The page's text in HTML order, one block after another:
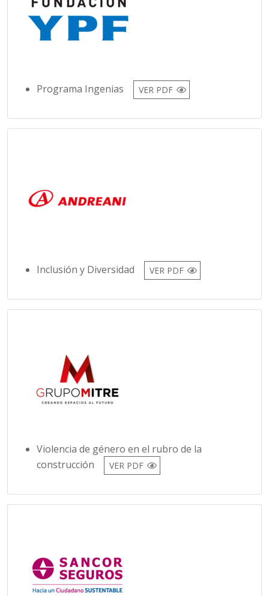
Programa Ingenias VER PDF
Inclusión y Diversidad VER PDF
Violencia de género en el rubro de la
construcción
VER PDF